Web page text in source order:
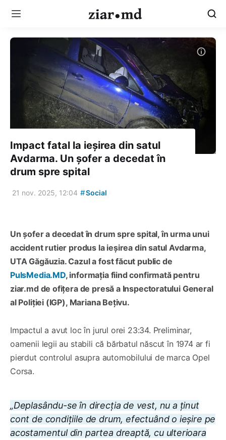
Impact fatal la ieșirea din satul
Avdarma. Un șofer a decedat în
drum spre spital
21 nov. 2025, 12:04 #Social
Un șofer a decedat în drum spre spital, în urma unui
accident rutier produs la ieșirea din satul Avdarma,
UTA Găgăuzia. Cazul a fost făcut public de
PulsMedia.MD, informația fiind confirmată pentru
ziar.md de ofițera de presă a Inspectoratului General
al Poliției (IGP), Mariana Bețivu.
Impactul a avut loc în jurul orei 23:34. Preliminar,
oamenii legii au stabili că bărbatul născut în 1974 ar fi
pierdut controlul asupra automobilului de marca Opel
Corsa.
„Deplasându-se în direcția de vest, nu a ținut
cont de condițiile de drum, efectuând o ieșire pe
acostamentul din partea dreaptă, cu ulterioara